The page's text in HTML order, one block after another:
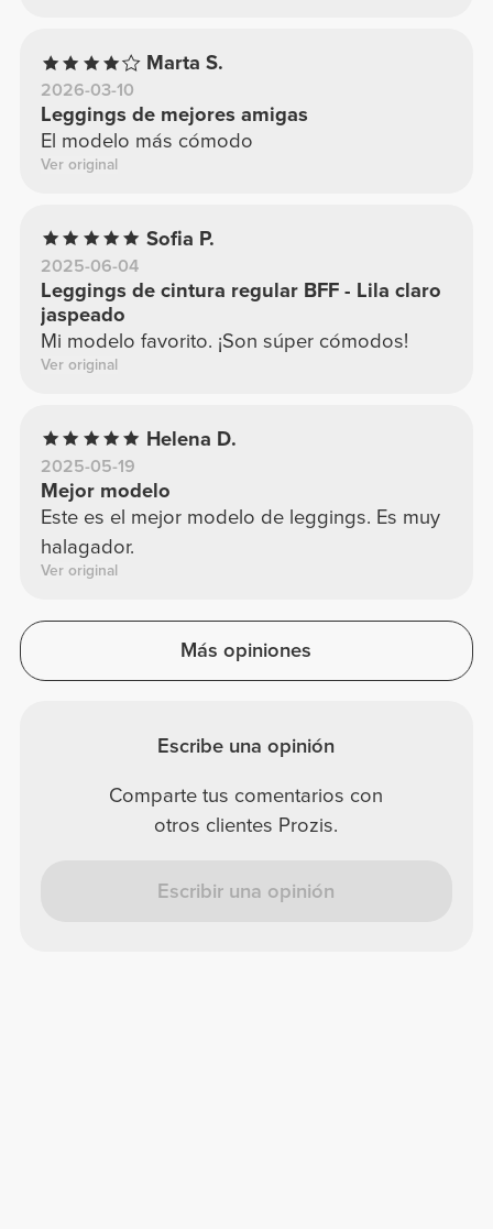
Marta S.
2026-03-10
Leggings de mejores amigas
El modelo más cómodo
Ver original
Sofia P.
2025-06-04
Leggings de cintura regular BFF - Lila claro
jaspeado
Mi modelo favorito. ¡Son súper cómodos!
Ver original
Helena D.
2025-05-19
Mejor modelo
Este es el mejor modelo de leggings. Es muy
halagador.
Ver original
Más opiniones
Escribe una opinión
Comparte tus comentarios con
otros clientes Prozis.
Escribir una opinión